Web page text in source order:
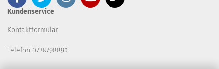
Kundenservice
Kontaktformular
Telefon 0738798890